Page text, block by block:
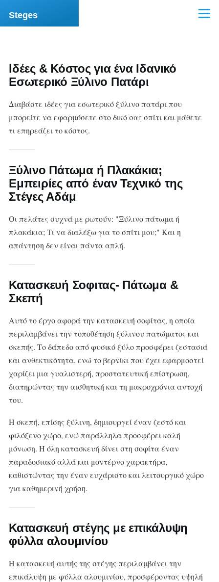
Skip to main content
Steges Menu
Ιδέες & Κόστος για ένα Ιδανικό
Εσωτερικό Ξύλινο Πατάρι
Διαβάστε ιδέες για εσωτερικό ξύλινο πατάρι που
μπορείτε να εφαρμόσετε στο δικό σας σπίτι και μάθετε
τι επηρεάζει το κόστος.
Ξύλινο Πάτωμα ή Πλακάκια;
Εμπειρίες από έναν Τεχνικό της
Στέγες Αδάμ
Οι πελάτες συχνά με ρωτούν: "Ξύλινο πάτωμα ή
πλακάκια; Τι να διαλέξω για το σπίτι μου;" Και η
απάντηση δεν είναι πάντα απλή.
Κατασκευή Σοφιτας- Πάτωμα &
Σκεπή
Αυτό το έργο αφορά την κατασκευή σοφίτας, η οποία
περιλαμβάνει την τοποθέτηση ξύλινου πατώματος και
σκεπής. Το δάπεδο από φυσικό ξύλο προσφέρει ζεστασιά
και ανθεκτικότητα, ενώ το βερνίκι που έχει εφαρμοστεί
χαρίζει μια γυαλιστερή, προστατευτική επίστρωση,
διατηρώντας την αισθητική και τη μακροχρόνια αντοχή
του.
Η σκεπή, επίσης ξύλινη, δημιουργεί έναν ζεστό και
φιλόξενο χώρο, ενώ παράλληλα προσφέρει καλή
μόνωση. Η όλη κατασκευή δίνει στη σοφίτα έναν
παραδοσιακό αλλά και μοντέρνο χαρακτήρα,
καθιστώντας την έναν ευχάριστο και λειτουργικό χώρο
για καθημερινή χρήση.
Κατασκευή στέγης με επικάλυψη
φύλλα αλουμινίου
Η κατασκευή αυτής της στέγης περιλαμβάνει την
επικάλυψη με φύλλα αλουμινίου, προσφέροντας υψηλή